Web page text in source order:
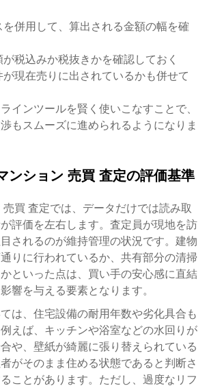
併用して、算出される金額の幅を確
税込みか税抜きかを確認しておく
が現在売りに出されているかも併せて
インツールを賢く使いこなすことで、
もスムーズに進められるようになりま
ンション 売買 査定の評価基準
買 査定では、データだけでは読み取
評価を左右します。査定員が現地を訪
されるのが維持管理の状況です。建物
りに行われているか、共有部分の清掃
といった点は、買い手の安心感に直結
響を与える要素となります。
は、住宅設備の耐用年数や劣化具合も
えば、キッチンや浴室などの水回りが
や、壁紙が綺麗に張り替えられている
がそのまま住める状態であると判断さ
ことがあります。ただし、過度なリフ